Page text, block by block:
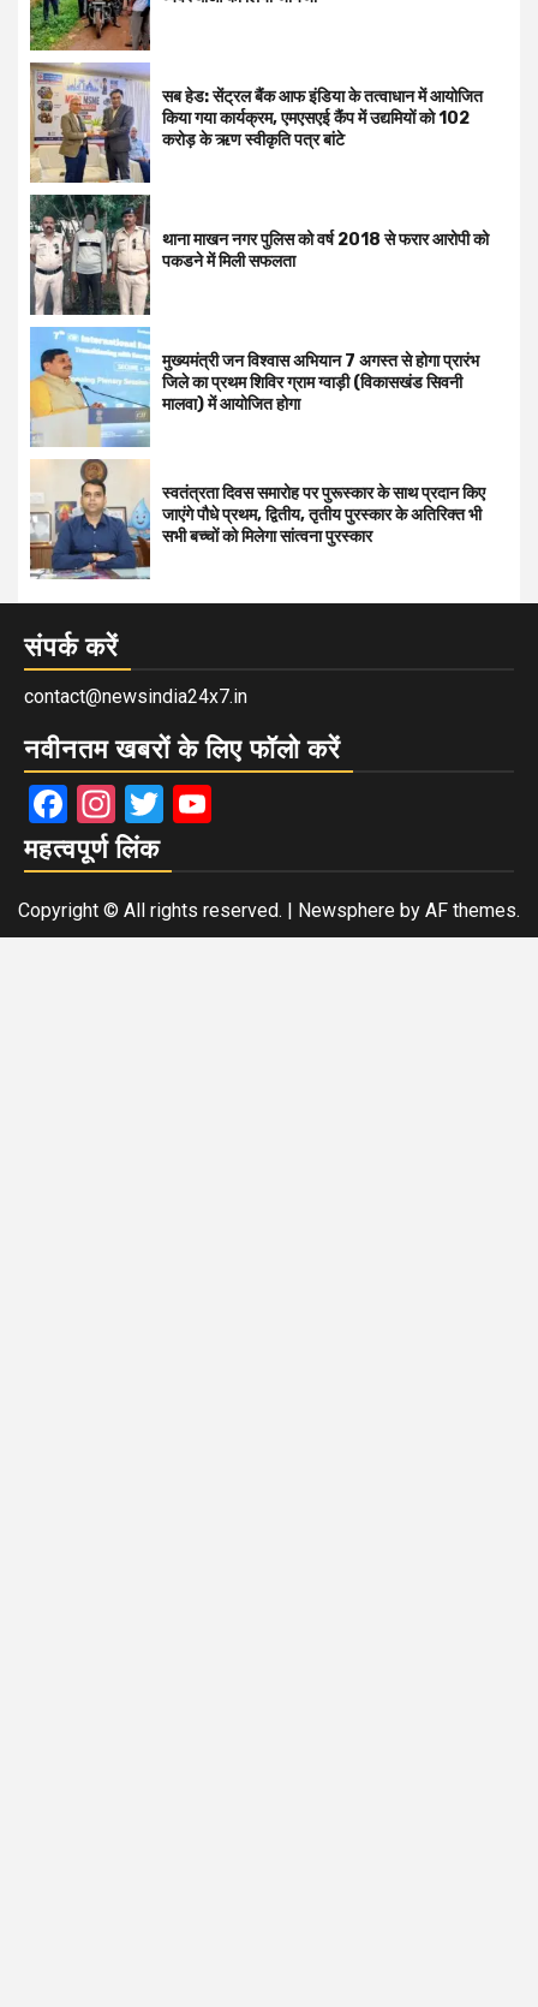
सब हेड: सेंट्रल बैंक आफ इंडिया के तत्वाधान में आयोजित
किया गया कार्यक्रम, एमएसएई कैंप में उद्यमियों को 102
करोड़ के ऋण स्वीकृति पत्र बांटे
थाना माखन नगर पुलिस को वर्ष 2018 से फरार आरोपी को
पकडने में मिली सफलता
मुख्यमंत्री जन विश्वास अभियान 7 अगस्त से होगा प्रारंभ
जिले का प्रथम शिविर ग्राम ग्वाड़ी (विकासखंड सिवनी
मालवा) में आयोजित होगा
स्वतंत्रता दिवस समारोह पर पुरूस्‍कार के साथ प्रदान किए
जाएंगे पौधे प्रथम, द्वितीय, तृतीय पुरस्कार के अतिरिक्त भी
सभी बच्चों को मिलेगा सांत्वना पुरस्कार
संपर्क करें
contact@newsindia24x7.in
नवीनतम खबरों के लिए फॉलो करें
Facebook
Instagram
Twitter
महत्वपूर्ण लिंक
Copyright © All rights reserved. | Newsphere by AF themes.